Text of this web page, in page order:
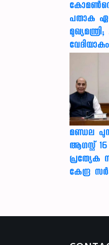
പതാക
വേദിയാകും
മണ്ഡല
ആഗസ്റ്റ്
പ്രത്യേക
കേന്ദ്ര